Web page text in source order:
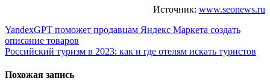
Источник: www.seonews.ru
Навигация
по
YandexGPT поможет продавцам Яндекс Маркета создать
описание товаров
Российский туризм в 2023: как и где отелям искать туристов
Похожая запись